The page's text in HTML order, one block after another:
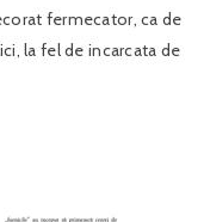
fermecator, ca de
la fel de incarcata de